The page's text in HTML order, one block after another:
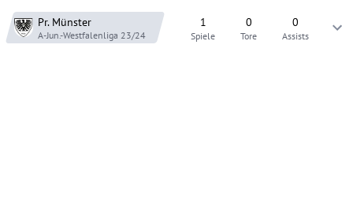
Pr. Münster
A-Jun.-Westfalenliga 23/24
1
Spiele
0
Tore
0
Assists